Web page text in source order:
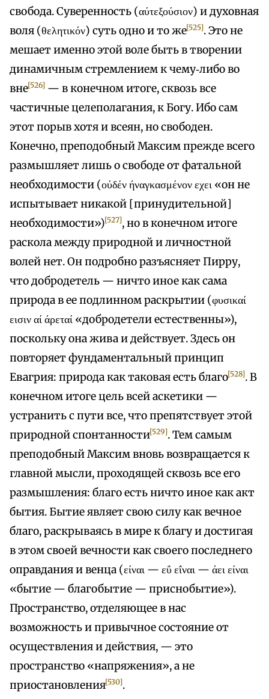
свобода. Суверенность (αύτεξούσιον) и духовная
воля (θελητικόν) суть одно и то же[525]. Это не
мешает именно этой воле быть в творении
динамичным стремлением к чему‑либо во
вне[526] — в конечном итоге, сквозь все
частичные целеполагания, к Богу. Ибо сам
этот порыв хотя и всеян, но свободен.
Конечно, преподобный Максим прежде всего
размышляет лишь о свободе от фатальной
необходимости (ούδέν ήναγκασμένον εχει «он не
испытывает никакой [принудительной]
необходимости»)[527], но в конечном итоге
раскола между природной и личностной
волей нет. Он подробно разъясняет Пирру,
что добродетель — ничто иное как сама
природа в ее подлинном раскрытии (φυσικαί
εισιν αί άρεταί «добродетели естественны»),
поскольку она жива и действует. Здесь он
повторяет фундаментальный принцип
Евагрия: природа как таковая есть благо[528]. В
конечном итоге цель всей аскетики —
устранить с пути все, что препятствует этой
природной спонтанности[529]. Тем самым
преподобный Максим вновь возвращается к
главной мысли, проходящей сквозь все его
размышления: благо есть ничто иное как акт
бытия. Бытие являет свою силу как вечное
благо, раскрываясь в мире к благу и достигая
в этом своей вечности как своего последнего
оправдания и венца (είναι — εΰ εΐναι — άει είναι
«бытие — благобытие — приснобытие»).
Пространство, отделяющее в нас
возможность и привычное состояние от
осуществления и действия, — это
пространство «напряжения», а не
приостановления[530].